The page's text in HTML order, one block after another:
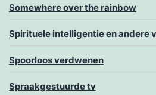
Somewhere over the rainbow
Spirituele intelligentie en andere
Spoorloos verdwenen
Spraakgestuurde tv